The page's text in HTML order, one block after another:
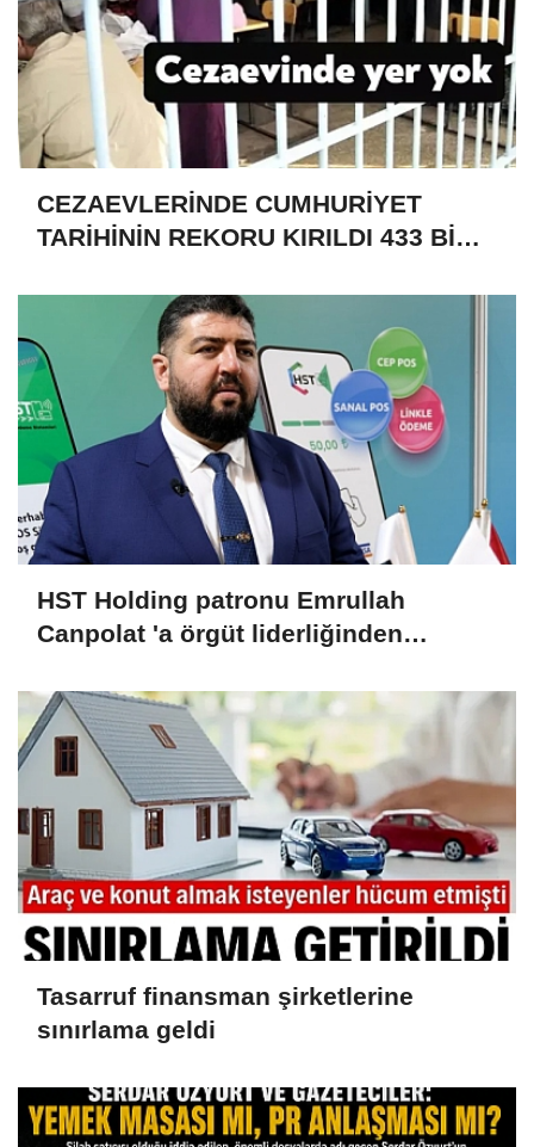
CEZAEVLERİNDE CUMHURİYET
TARİHİNİN REKORU KIRILDI 433 BİN
HST Holding patronu Emrullah
Canpolat 'a örgüt liderliğinden
malvarlığına el konuldu
Tasarruf finansman şirketlerine
sınırlama geldi